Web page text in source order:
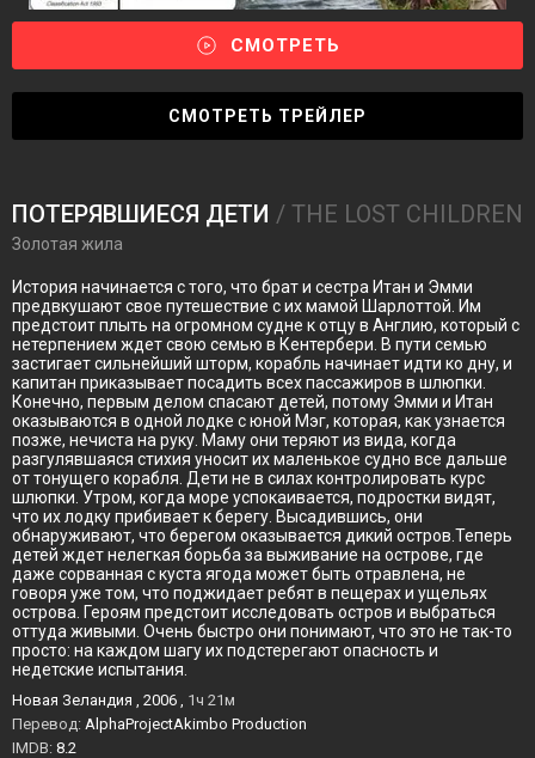
СМОТРЕТЬ
СМОТРЕТЬ ТРЕЙЛЕР
ПОТЕРЯВШИЕСЯ ДЕТИ / THE LOST CHILDREN
Золотая жила
История начинается с того, что брат и сестра Итан и Эмми
предвкушают свое путешествие с их мамой Шарлоттой. Им
предстоит плыть на огромном судне к отцу в Англию, который с
нетерпением ждет свою семью в Кентербери. В пути семью
застигает сильнейший шторм, корабль начинает идти ко дну, и
капитан приказывает посадить всех пассажиров в шлюпки.
Конечно, первым делом спасают детей, потому Эмми и Итан
оказываются в одной лодке с юной Мэг, которая, как узнается
позже, нечиста на руку. Маму они теряют из вида, когда
разгулявшаяся стихия уносит их маленькое судно все дальше
от тонущего корабля. Дети не в силах контролировать курс
шлюпки. Утром, когда море успокаивается, подростки видят,
что их лодку прибивает к берегу. Высадившись, они
обнаруживают, что берегом оказывается дикий остров.Теперь
детей ждет нелегкая борьба за выживание на острове, где
даже сорванная с куста ягода может быть отравлена, не
говоря уже том, что поджидает ребят в пещерах и ущельях
острова. Героям предстоит исследовать остров и выбраться
оттуда живыми. Очень быстро они понимают, что это не так-то
просто: на каждом шагу их подстерегают опасность и
недетские испытания.
Новая Зеландия , 2006 , 1ч 21м
Перевод: AlphaProjectAkimbo Production
IMDB: 8.2